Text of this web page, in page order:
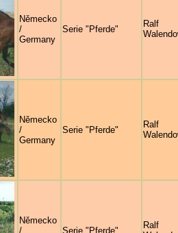
Německo
/
Germany
Serie "Pferde"
Ralf
Německo
/
Germany
Serie "Pferde"
Ralf
Německo
/
Serie "Pferde"
Ralf